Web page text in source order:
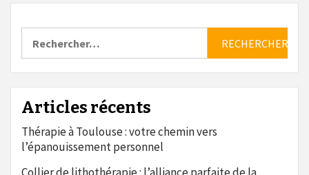
Articles récents
Thérapie à Toulouse : votre chemin vers
l’épanouissement personnel